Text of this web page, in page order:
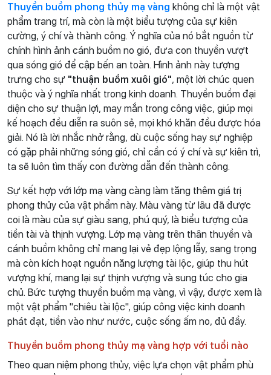
Thuyền buồm phong thủy mạ vàng không chỉ là một vật
phẩm trang trí, mà còn là một biểu tượng của sự kiên
cường, ý chí và thành công. Ý nghĩa của nó bắt nguồn từ
chính hình ảnh cánh buồm no gió, đưa con thuyền vượt
qua sóng gió để cập bến an toàn. Hình ảnh này tượng
trưng cho sự "thuận buồm xuôi gió", một lời chúc quen
thuộc và ý nghĩa nhất trong kinh doanh. Thuyền buồm đại
diện cho sự thuận lợi, may mắn trong công việc, giúp mọi
kế hoạch đều diễn ra suôn sẻ, mọi khó khăn đều được hóa
giải. Nó là lời nhắc nhở rằng, dù cuộc sống hay sự nghiệp
có gặp phải những sóng gió, chỉ cần có ý chí và sự kiên trì,
ta sẽ luôn tìm thấy con đường dẫn đến thành công.
Sự kết hợp với lớp mạ vàng càng làm tăng thêm giá trị
phong thủy của vật phẩm này. Màu vàng từ lâu đã được
coi là màu của sự giàu sang, phú quý, là biểu tượng của
tiền tài và thịnh vượng. Lớp mạ vàng trên thân thuyền và
cánh buồm không chỉ mang lại vẻ đẹp lộng lẫy, sang trọng
mà còn kích hoạt nguồn năng lượng tài lộc, giúp thu hút
vượng khí, mang lại sự thịnh vượng và sung túc cho gia
chủ. Bức tượng thuyền buồm mạ vàng, vì vậy, được xem là
một vật phẩm "chiêu tài lộc", giúp công việc kinh doanh
phát đạt, tiền vào như nước, cuộc sống ấm no, đủ đầy.
Thuyền buồm phong thủy mạ vàng hợp với tuổi nào
Theo quan niệm phong thủy, việc lựa chọn vật phẩm phù